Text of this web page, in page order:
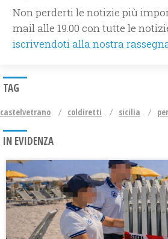
Non perderti le notizie più
mail alle 19.00 con tutte le
iscrivendoti alla nostra
TAG
castelvetrano coldiretti sicilia
IN EVIDENZA